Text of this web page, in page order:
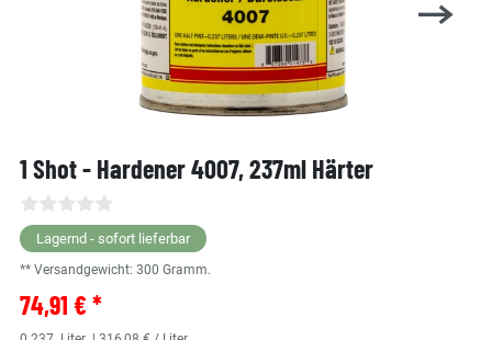
1 Shot - Hardener 4007, 237ml Härter
Lagernd - sofort lieferbar
** Versandgewicht: 300 Gramm.
74,91 € *